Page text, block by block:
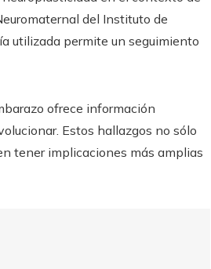
del Instituto de
utilizada permite un seguimiento
ofrece información
Estos hallazgos no sólo
tener implicaciones más amplias